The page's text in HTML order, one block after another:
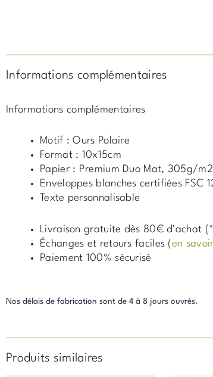
Informations complémentaires
Informations complémentaires
Motif : Ours Polaire
Format : 10x15cm
Papier : Premium Duo Mat, 305g/m2
Enveloppes blanches certifiées FSC
Texte personnalisable
Livraison gratuite dès 80€ d’achat
Échanges et retours faciles (en
Paiement 100% sécurisé
Nos délais de fabrication sont de 4 à 8 jours ouvrés.
Produits similaires